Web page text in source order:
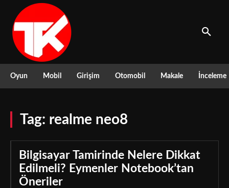
Oyun Mobil Girişim Otomobil Makale İnceleme
Tag: realme neo8
Bilgisayar Tamirinde Nelere Dikkat
Edilmeli? Eymenler Notebook’tan
Öneriler